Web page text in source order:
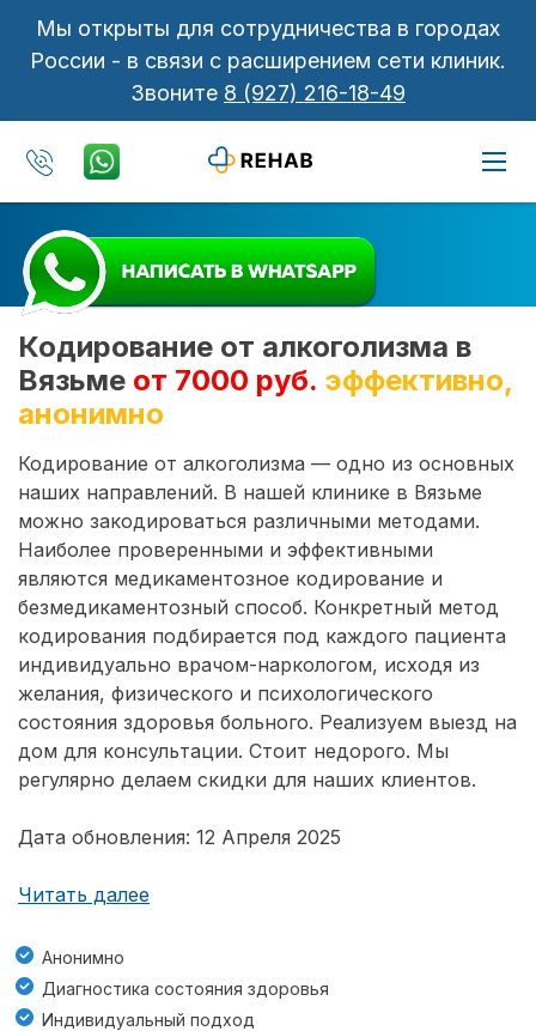
Мы открыты для сотрудничества в городах
России - в связи с расширением сети клиник.
Звоните 8 (927) 216-18-49
Кодирование от алкоголизма в
Вязьме от 7000 руб. эффективно,
анонимно
Кодирование от алкоголизма — одно из основных
наших направлений. В нашей клинике в Вязьме
можно закодироваться различными методами.
Наиболее проверенными и эффективными
являются медикаментозное кодирование и
безмедикаментозный способ. Конкретный метод
кодирования подбирается под каждого пациента
индивидуально врачом-наркологом, исходя из
желания, физического и психологического
состояния здоровья больного. Реализуем выезд на
дом для консультации. Стоит недорого. Мы
регулярно делаем скидки для наших клиентов.
Дата обновления: 12 Апреля 2025
Читать далее
Анонимно
Диагностика состояния здоровья
Индивидуальный подход